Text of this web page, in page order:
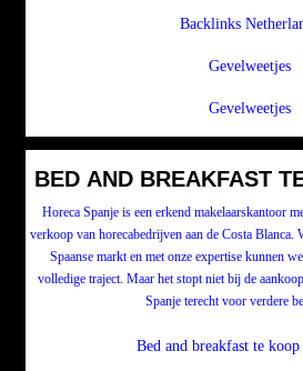
Backlinks
Gevelweetjes
Gevelweetjes
BED AND BREAKFAST
Horeca Spanje is een erkend makelaarskantoor
verkoop van horecabedrijven aan de Costa Blanca.
Spaanse markt en met onze expertise kunnen
volledige traject. Maar het stopt niet bij de
Spanje terecht voor verdere
Bed and breakfast te